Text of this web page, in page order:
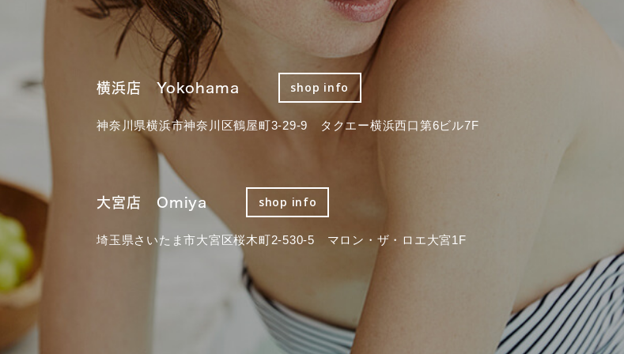
横浜店 Yokohama shop info
神奈川県横浜市神奈川区鶴屋町3-29-9 タクエー横浜西口第6ビル7F
大宮店 Omiya shop info
埼玉県さいたま市大宮区桜木町2-530-5 マロン・ザ・ロエ大宮1F